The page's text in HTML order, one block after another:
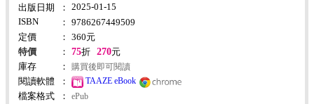
出版日期
：
2025-01-15
ISBN
：
9786267449509
定價
： 360元
特價
： 75折 270元
庫存
：
購買後即可閱讀
閱讀軟體
：
TAAZE eBook
檔案格式
：
ePub